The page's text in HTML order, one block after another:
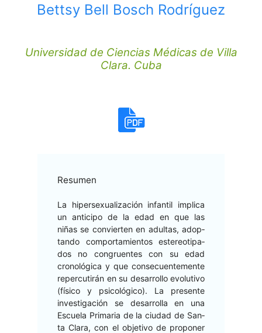
Bettsy Bell Bosch Rodríguez
Universidad de Ciencias Médicas de Villa
Clara. Cuba
Resumen
La hiper­sex­u­al­ización infan­til impli­ca
un anticipo de la edad en que las
niñas se con­vierten en adul­tas, adop­
tan­do com­por­tamien­tos estereoti­pa­
dos no con­gru­entes con su edad
cronológ­i­ca y que con­se­cuente­mente
reper­cu­tirán en su desar­rol­lo evo­lu­ti­vo
(físi­co y psi­cológi­co). La pre­sente
inves­ti­gación se desar­rol­la en una
Escuela Pri­maria de la ciu­dad de San­
ta Clara, con el obje­ti­vo de pro­pon­er